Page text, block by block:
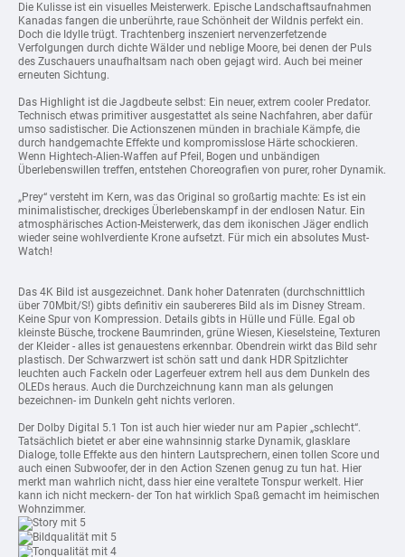
Die Kulisse ist ein visuelles Meisterwerk. Epische Landschaftsaufnahmen
Kanadas fangen die unberührte, raue Schönheit der Wildnis perfekt ein.
Doch die Idylle trügt. Trachtenberg inszeniert nervenzerfetzende
Verfolgungen durch dichte Wälder und neblige Moore, bei denen der Puls
des Zuschauers unaufhaltsam nach oben gejagt wird. Auch bei meiner
erneuten Sichtung.
Das Highlight ist die Jagdbeute selbst: Ein neuer, extrem cooler Predator.
Technisch etwas primitiver ausgestattet als seine Nachfahren, aber dafür
umso sadistischer. Die Actionszenen münden in brachiale Kämpfe, die
durch handgemachte Effekte und kompromisslose Härte schockieren.
Wenn Hightech-Alien-Waffen auf Pfeil, Bogen und unbändigen
Überlebenswillen treffen, entstehen Choreografien von purer, roher Dynamik.
„Prey“ versteht im Kern, was das Original so großartig machte: Es ist ein
minimalistischer, dreckiges Überlebenskampf in der endlosen Natur. Ein
atmosphärisches Action-Meisterwerk, das dem ikonischen Jäger endlich
wieder seine wohlverdiente Krone aufsetzt. Für mich ein absolutes Must-
Watch!
Das 4K Bild ist ausgezeichnet. Dank hoher Datenraten (durchschnittlich
über 70Mbit/S!) gibts definitiv ein saubereres Bild als im Disney Stream.
Keine Spur von Kompression. Details gibts in Hülle und Fülle. Egal ob
kleinste Büsche, trockene Baumrinden, grüne Wiesen, Kieselsteine, Texturen
der Kleider - alles ist genauestens erkennbar. Obendrein wirkt das Bild sehr
plastisch. Der Schwarzwert ist schön satt und dank HDR Spitzlichter
leuchten auch Fackeln oder Lagerfeuer extrem hell aus dem Dunkeln des
OLEDs heraus. Auch die Durchzeichnung kann man als gelungen
bezeichnen- im Dunkeln geht nichts verloren.
Der Dolby Digital 5.1 Ton ist auch hier wieder nur am Papier „schlecht“.
Tatsächlich bietet er aber eine wahnsinnig starke Dynamik, glasklare
Dialoge, tolle Effekte aus den hintern Lautsprechern, einen tollen Score und
auch einen Subwoofer, der in den Action Szenen genug zu tun hat. Hier
merkt man wahrlich nicht, dass hier eine veraltete Tonspur werkelt. Hier
kann ich nicht meckern- der Ton hat wirklich Spaß gemacht im heimischen
Wohnzimmer.
mit 5
mit 5
mit 4